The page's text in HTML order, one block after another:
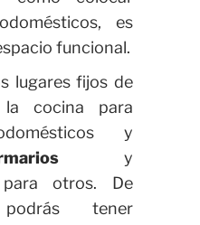
es
funcional.
lugares fijos de
cocina para
y
y
para otros. De
tener